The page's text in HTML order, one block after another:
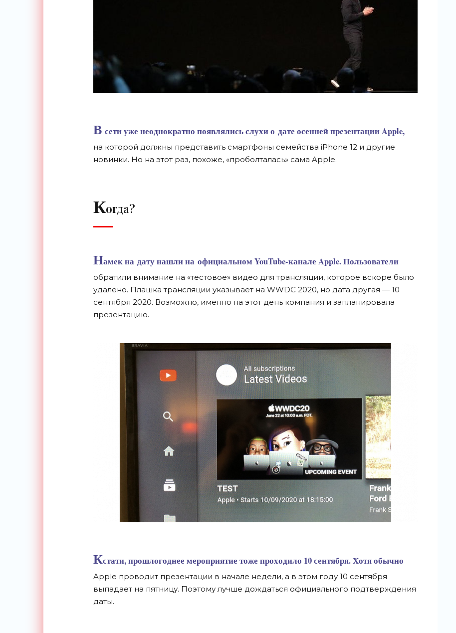
В сети уже неоднократно появлялись слухи о дате осенней презентации Apple,
на которой должны представить смартфоны семейства iPhone 12 и другие
новинки. Но на этот раз, похоже, «проболталась»сама Apple.
Когда?
Намек на дату нашли на официальном YouTube-канале Apple. Пользователи
обратили внимание на «тестовое»видео для трансляции, которое вскоре было
удалено. Плашка трансляции указывает на WWDC 2020, но дата другая —10
сентября 2020. Возможно, именно на этот день компания и запланировала
презентацию.
Кстати, прошлогоднее мероприятие тоже проходило 10 сентября. Хотя обычно
Apple проводит презентации в начале недели, а в этом году 10 сентября
выпадает на пятницу. Поэтому лучше дождаться официального подтверждения
даты.